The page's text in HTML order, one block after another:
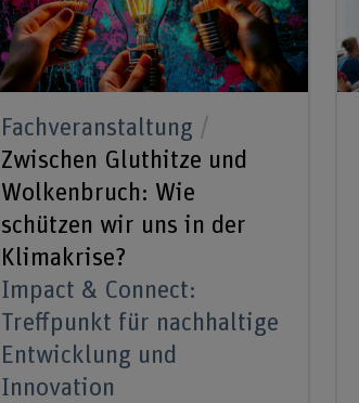
Fachveranstaltung
Zwischen Gluthitze und
Wolkenbruch: Wie
schützen wir uns in der
Klimakrise?
Impact & Connect:
Treffpunkt für nachhaltige
Entwicklung und
Innovation